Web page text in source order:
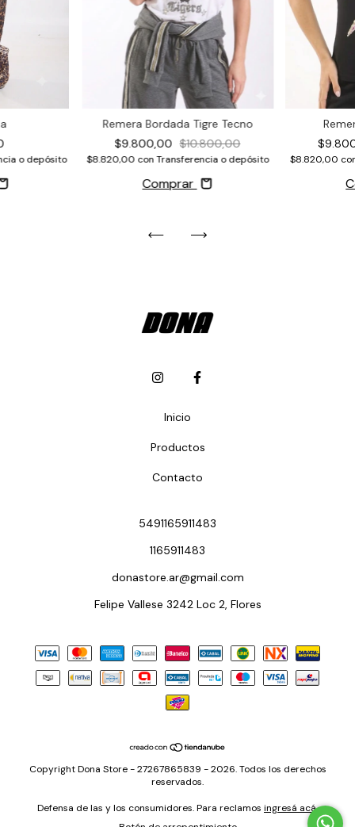
o depósito
Remera Bordada Tigre Tecno
$9.800,00 $10.800,00
$8.820,00 conTransferencia o depósito
Comprar
$8.820,00
Inicio
Productos
Contacto
5491165911483
1165911483
donastore.ar@gmail.com
Felipe Vallese 3242 Loc 2, Flores
Copyright Dona Store - 27267865839 - 2026. Todos los derechos
reservados.
Defensa de las y los consumidores. Para reclamos ingresá acá.